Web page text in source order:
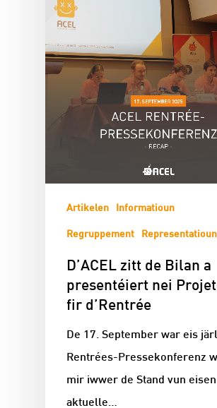
Artikelen Informatioun
Regruppement Representatioun
D’ACEL zitt de Bilan a
presentéiert nei
fir d’Rentrée
De 17. September war eis
Rentrées-Pressekonferenz
mir iwwer de Stand vun eisen
aktuelle…